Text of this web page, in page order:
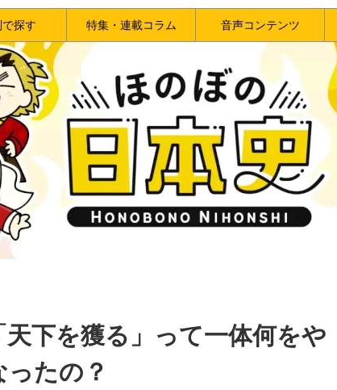
探す 特集・連載コラム 音声コンテンツ
下を獲る」って一体何をや
たの？